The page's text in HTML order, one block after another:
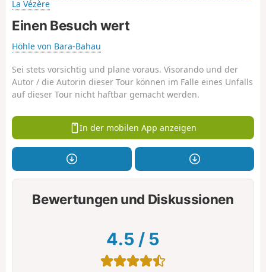
La Vézère
Einen Besuch wert
Höhle von Bara-Bahau
Sei stets vorsichtig und plane voraus. Visorando und der
Autor / die Autorin dieser Tour können im Falle eines Unfalls
auf dieser Tour nicht haftbar gemacht werden.
In der mobilen App anzeigen
Bewertungen und Diskussionen
4.5 / 5